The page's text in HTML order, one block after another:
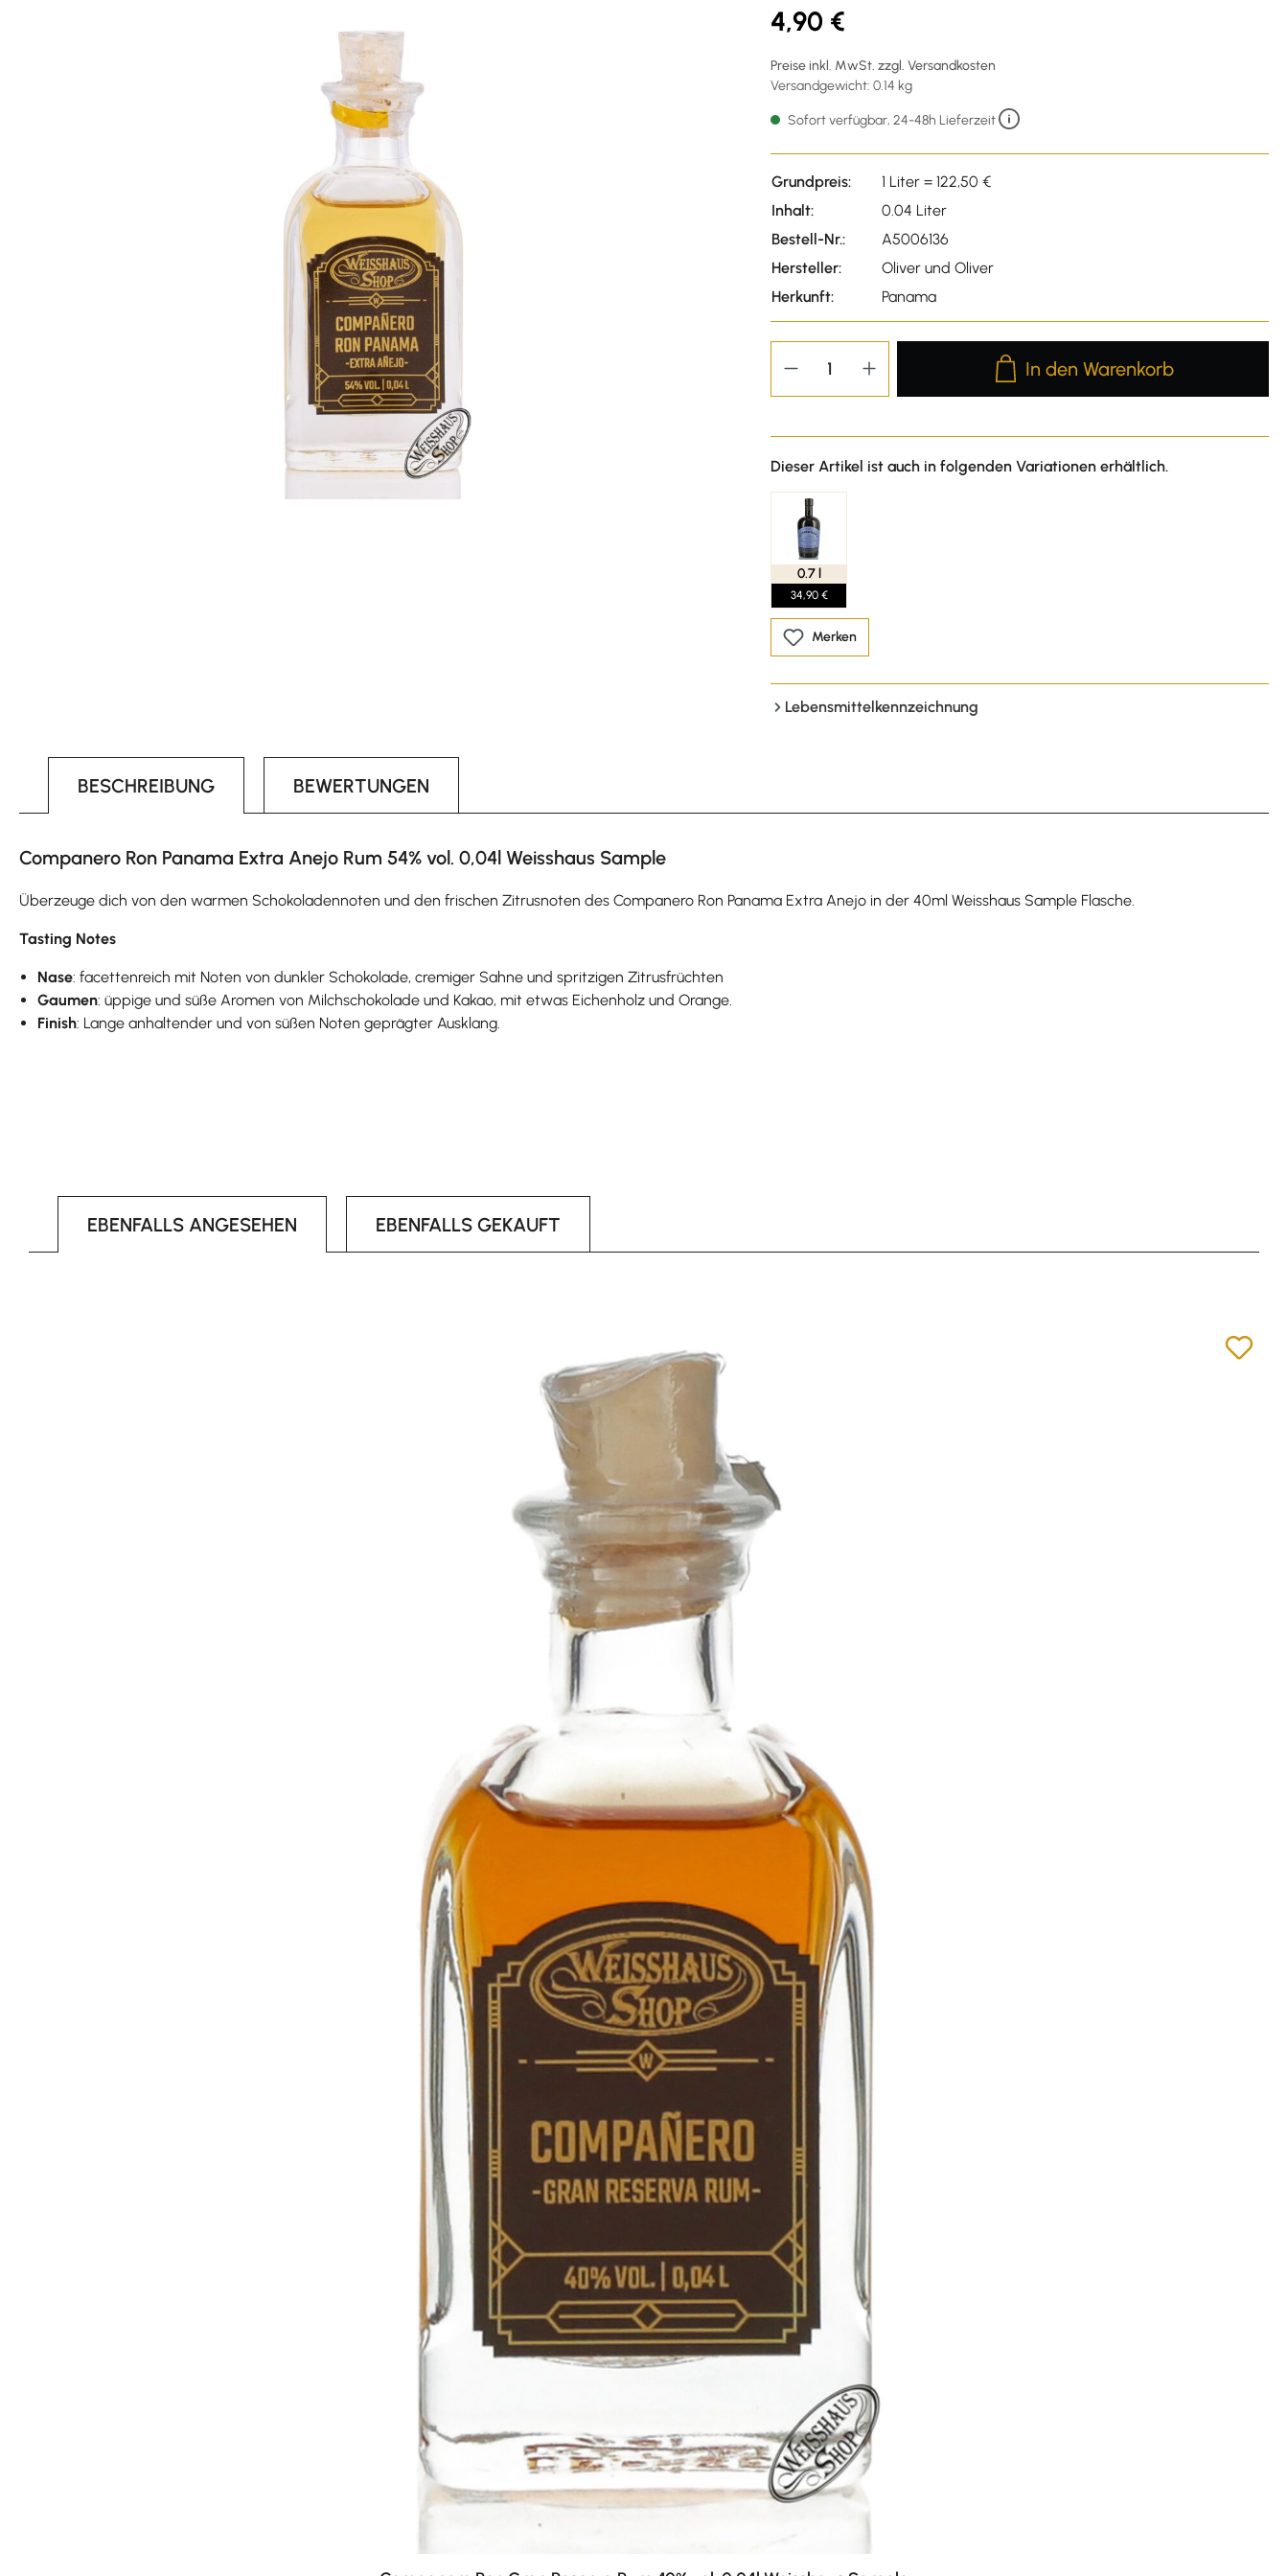
4,90 €
Preise inkl. MwSt. zzgl. Versandkosten
Versandgewicht: 0.14 kg
Sofort verfügbar, 24-48h Lieferzeit
Grundpreis:
1 Liter = 122,50 €
Inhalt:
0.04 Liter
Bestell-Nr.:
A5006136
Hersteller:
Oliver und Oliver
Herkunft:
Panama
Produkt Anzahl: Gib den
In den Warenkorb
Dieser Artikel ist auch in folgenden Variationen erhältlich.
0.7 l
34,90 €
Merken
Lebensmittelkennzeichnung
BESCHREIBUNG BEWERTUNGEN
Companero Ron Panama Extra Anejo Rum 54% vol. 0,04l Weisshaus Sample
Überzeuge dich von den warmen Schokoladennoten und den frischen Zitrusnoten des Companero Ron Panama Extra Anejo in der 40ml Weisshaus Sample Flasche.
Tasting Notes
Nase: facettenreich mit Noten von dunkler Schokolade, cremiger Sahne und spritzigen Zitrusfrüchten
Gaumen: üppige und süße Aromen von Milchschokolade und Kakao, mit etwas Eichenholz und Orange.
Finish: Lange anhaltender und von süßen Noten geprägter Ausklang.
EBENFALLS ANGESEHEN EBENFALLS GEKAUFT